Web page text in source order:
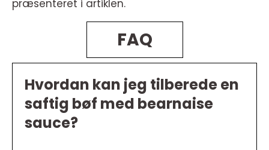
præsenteret i artiklen.
FAQ
Hvordan kan jeg tilberede en
saftig bøf med bearnaise
sauce?